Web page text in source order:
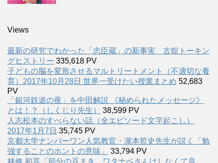
Views
最新の研究でわかった「忠臣蔵」の新事実 古舘トーキン
グヒストリー 335,618 PV
子どもの脳を変形させるマルトリートメント（不適切な養
育）2017年10月28日 世界一受けたい授業まとめ 52,683
PV
「銀河鉄道の夜」を中田解説 《秘められたメッセージ》
とは！？（しくじり先生）
38,599 PV
人志松本のすべらない話（全エピソード文字起こし）
2017年1月7日 35,745 PV
京都大学ナンバーワン人気教官・瀧本哲史先生が説く「勉
強することのホントの意味」
33,794 PV
林修 初耳「節分の豆まき…ワタナベさんはしなくて良